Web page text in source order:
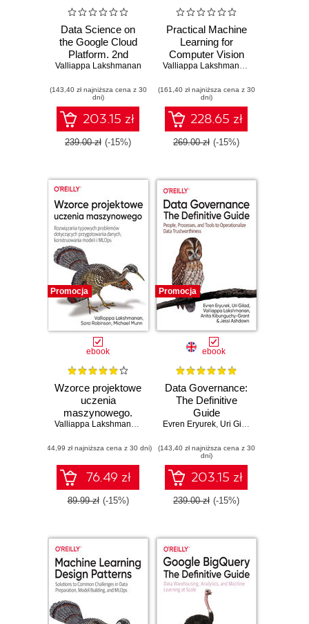
Data Science on
the Google Cloud
Platform. 2nd
Edition
Valliappa Lakshmanan
(143,40 zł najniższa cena z 30
dni)
203.15 zł
239.00 zł (-15%)
Practical Machine
Learning for
Computer Vision
Valliappa Lakshmanan
(161,40 zł najniższa cena z 30
dni)
228.65 zł
269.00 zł (-15%)
Promocja
ebook
Wzorce projektowe
uczenia
maszynowego.
Rozwiązania
problemów
dotyczących
przygotowania
danych,
konstruowania
Valliappa Lakshmanan Sara Robinson,Michael Munn
(44,99 zł najniższa cena z 30 dni)
76.49 zł
89.99 zł (-15%)
Promocja
ebook
Data Governance:
The Definitive
Guide
Evren Eryurek, Uri Gilad
(143,40 zł najniższa cena z 30
dni)
203.15 zł
239.00 zł (-15%)